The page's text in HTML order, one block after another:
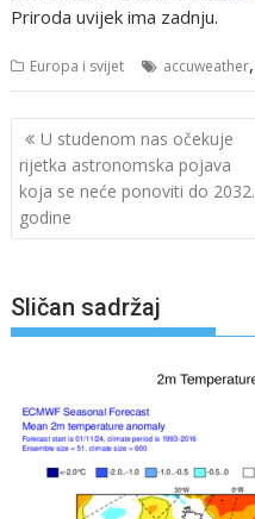
Priroda uvijek ima zadnju.
Europa i svijet accuweather,
Navigacija
objava
U studenom nas očekuje
rijetka astronomska pojava
koja se neće ponoviti do 2032.
godine
Sličan sadržaj